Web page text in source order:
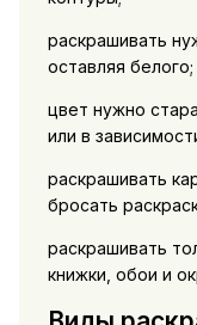
раскрашивать
оставляя белого;
цвет нужно
или в
раскрашивать
бросать
раскрашивать
книжки, обои и